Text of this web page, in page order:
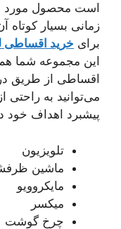
است محصول مورد
زمانی بسیار کوتاه
برای خرید اقساطی
این مجموعه شما
اقساطی از طریق
می‌توانید به راحتی
پیشبرد اهداف خود
تلویزیون
ماشین
مایکروویو
میکسر
چرخ گوشت